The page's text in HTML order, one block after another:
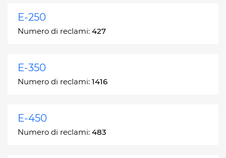
E-250
Numero di reclami: 427
E-350
Numero di reclami: 1416
E-450
Numero di reclami: 483